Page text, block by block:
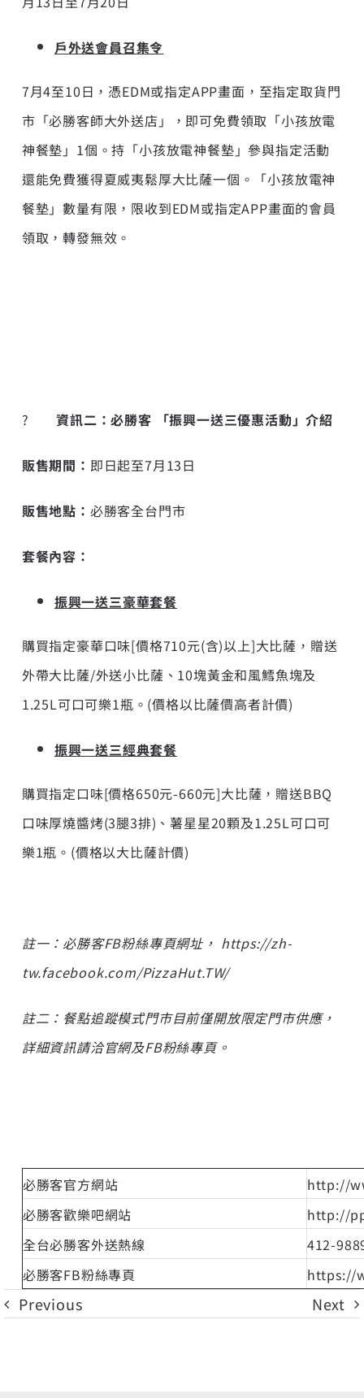
戶外送會員召集令
7月4至10日，憑EDM或指定APP畫面，至指定取貨門
市「必勝客師大外送店」，即可免費領取「小孩放電
神餐墊」1個。持「小孩放電神餐墊」參與指定活動
還能免費獲得夏威夷鬆厚大比薩一個。「小孩放電神
餐墊」數量有限，限收到EDM或指定APP畫面的會員
領取，轉發無效。
?資訊二：必勝客 「振興一送三優惠活動」介紹
販售期間： 即日起至7月13日
販售地點： 必勝客全台門市
套餐內容：
振興一送三豪華套餐
購買指定豪華口味[價格710元(含)以上]大比薩，贈送
外帶大比薩/外送小比薩、10塊黃金和風鱈魚塊及
1.25L可口可樂1瓶。(價格以比薩價高者計價)
振興一送三經典套餐
購買指定口味[價格650元-660元]大比薩，贈送BBQ
口味厚燒醬烤(3腿3排)、薯星星20顆及1.25L可口可
樂1瓶。(價格以大比薩計價)
註一：必勝客FB粉絲專頁網址， https://zh-
tw.facebook.com/PizzaHut.TW/
註二：餐點追蹤模式門市目前僅開放限定門市供應，
詳細資訊請洽官網及FB粉絲專頁。
必勝客官方網站
http://
必勝客歡樂吧網站
http://
全台必勝客外送熱線
412-
必勝客FB粉絲專頁
https://
Previous Next